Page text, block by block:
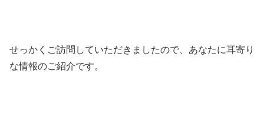
せっかくご訪問していただきましたので、あなたに耳寄り
な情報のご紹介です。